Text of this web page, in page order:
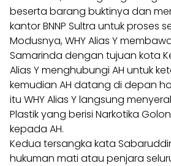
beserta barang buktinya dan
kantor BNNP Sultra untuk proses
Modusnya, WHY Alias Y
Samarinda dengan tujuan kota
Alias Y menghubungi AH untuk
kemudian AH datang di depan
itu WHY Alias Y langsung
Plastik yang berisi Narkotika
kepada AH.
Kedua tersangka kata
hukuman mati atau penjara